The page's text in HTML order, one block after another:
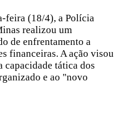
feira (18/4), a Polícia
realizou um
de enfrentamento a
financeiras. A ação visou
capacidade tática dos
e ao "novo